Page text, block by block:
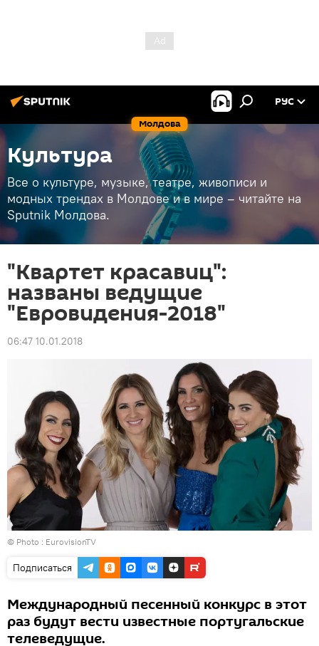
Молдова
РУС
Культура
Все о культуре, музыке, театре, живописи и
модных трендах в Молдове и в мире – читайте на
Sputnik Молдова.
"Квартет красавиц":
названы ведущие
"Евровидения-2018"
06:47 10.01.2018
© Photo : EurovisionTV
Подписаться
Международный песенный конкурс в этот
раз будут вести известные португальские
телеведущие.